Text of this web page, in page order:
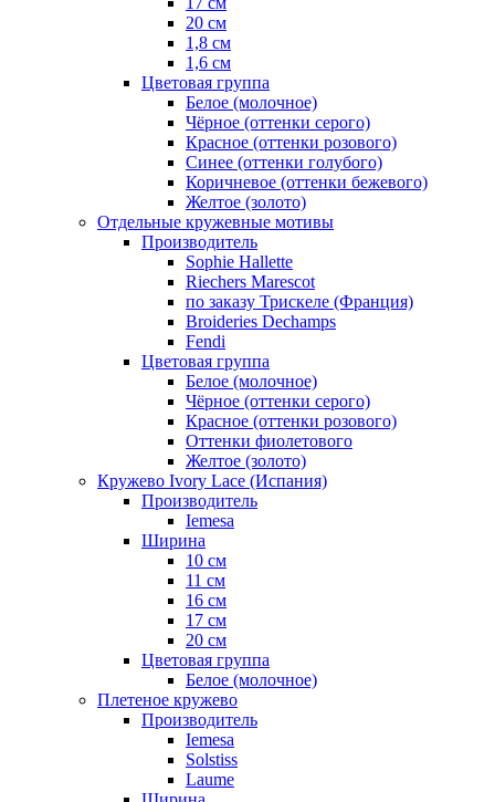
20 см
1,8 см
1,6 см
Цветовая группа
Белое (молочное)
Чёрное (оттенки серого)
Красное (оттенки розового)
Синее (оттенки голубого)
Коричневое (оттенки бежевого)
Желтое (золото)
Отдельные кружевные мотивы
Производитель
Sophie Hallette
Riechers Marescot
по заказу Трискеле (Франция)
Broideries Dechamps
Fendi
Цветовая группа
Белое (молочное)
Чёрное (оттенки серого)
Красное (оттенки розового)
Оттенки фиолетового
Желтое (золото)
Кружево Ivory Lace (Испания)
Производитель
Iemesa
Ширина
10 см
11 см
16 см
17 см
20 см
Цветовая группа
Белое (молочное)
Плетеное кружево
Производитель
Iemesa
Solstiss
Laume